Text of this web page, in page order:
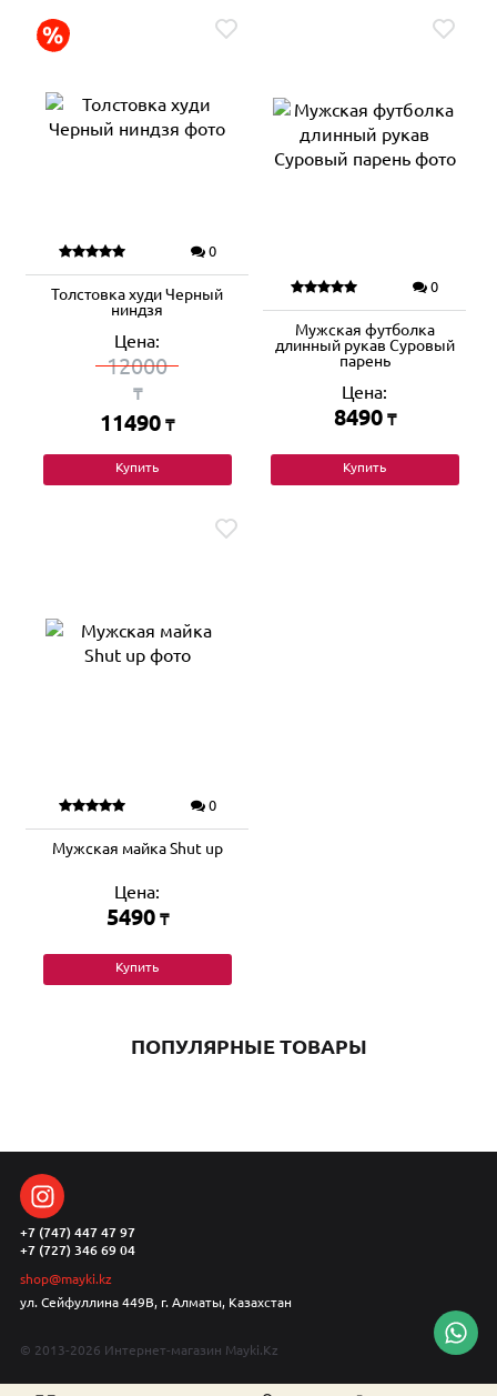
0
Толстовка худи Черный
ниндзя
Цена:
12000
₸
11490 ₸
Купить
0
Мужская футболка
длинный рукав Суровый
парень
Цена:
8490 ₸
Купить
0
Мужская майка Shut up
Цена:
5490 ₸
Купить
ПОПУЛЯРНЫЕ ТОВАРЫ
+7 (747) 447 47 97
+7 (727) 346 69 04
shop@mayki.kz
ул. Сейфуллина 449В, г. Алматы, Казахстан
© 2013-2026 Интернет-магазин Mayki.Kz